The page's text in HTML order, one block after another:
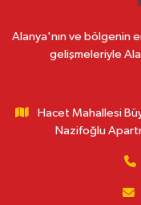
Alanya'nın ve bölgenin
gelişmeleriyle
Hacet Mahallesi
Nazifoğlu